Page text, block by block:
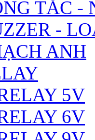
TẮC -
-
ANH
5V
6V